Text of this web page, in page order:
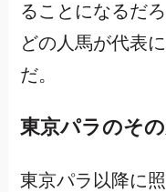
ることになるだ
どの人馬が代表
だ。
東京パラのそ
東京パラ以降に